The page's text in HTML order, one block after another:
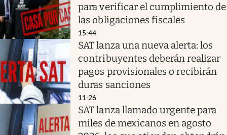
para verificar el cumplimiento de
las obligaciones fiscales
15:44
SAT lanza una nueva alerta: los
contribuyentes deberán realizar
pagos provisionales o recibirán
duras sanciones
11:26
SAT lanza llamado urgente para
miles de mexicanos en agosto